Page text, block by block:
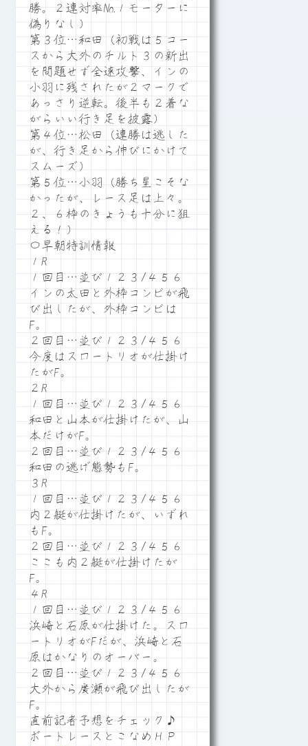
勝。２連対率№１モーターに
偽りなし）
第３位…和田（初戦は５コー
スから大外のチルト３の新出
を問題せず全速攻撃、インの
小羽に残されたが２マークで
あっさり逆転。後半も２着な
がらいい行き足を披露）
第４位…松田（連勝は逃した
が、行き足から伸びにかけて
スムーズ）
第５位…小羽（勝ち星こそな
かったが、レース足は上々。
２、６枠のきょうも十分に狙
える！）
〇早朝特訓情報
１R
１回目…並び１２３/４５６
インの太田と外枠コンビが飛
び出したが、外枠コンビは
F。
２回目…並び１２３/４５６
今度はスロートリオが仕掛け
たがF。
２R
１回目…並び１２３/４５６
和田と山本が仕掛けたが、山
本だけがF。
２回目…並び１２３/４５６
和田の逃げ態勢もF。
３R
１回目…並び１２３/４５６
内２艇が仕掛けたが、いずれ
もF。
２回目…並び１２３/４５６
ここも内２艇が仕掛けたが
F。
４R
１回目…並び１２３/４５６
浜崎と石原が仕掛けた。スロ
ートリオがFだが、浜崎と石
原はかなりのオーバー。
２回目…並び１２３/４５６
大外から廣瀬が飛び出したが
F。
直前記者予想をチェック♪
ボートレースとこなめＨＰ